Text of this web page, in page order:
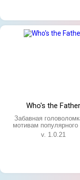
Мультяшная
Задания на
Who's the Father
Забавная
мотивам
v. 1.0.21